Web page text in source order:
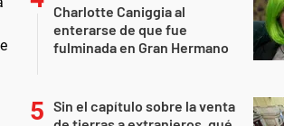
Charlotte Caniggia al
enterarse de que fue
fulminada en Gran Hermano
Sin el capítulo sobre la venta